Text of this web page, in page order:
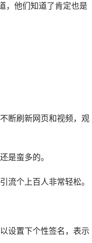
，他们知道了肯定也是
断刷新网页和视频，观
是蛮多的。
流个上百人非常轻松。
设置下个性签名，表示